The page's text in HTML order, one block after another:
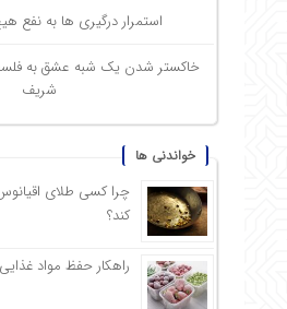
استمرار درگیری ها به
خاکستر شدن یک شبه عشق به
شریف
خواندنی ها
چرا کسی طلای
کند؟
راهکار حفظ مواد